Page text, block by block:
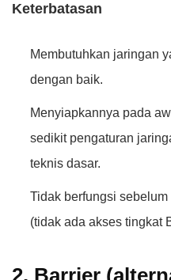
Keterbatasan
Membutuhkan jaringan
dengan baik.
Menyiapkannya pada
sedikit pengaturan
teknis dasar.
Tidak berfungsi
(tidak ada akses tingkat